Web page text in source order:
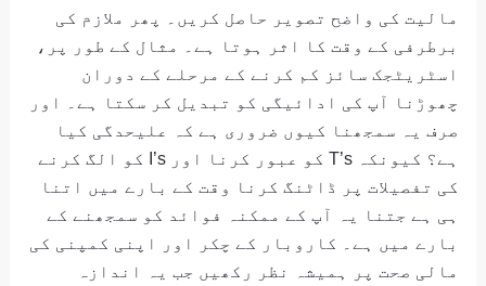
مالیت کی واضح تصویر حاصل کریں۔ پھر ملازم کی
برطرفی کے وقت کا اثر ہوتا ہے۔ مثال کے طور پر،
اسٹریٹجک سائز کم کرنے کے مرحلے کے دوران
چھوڑنا آپ کی ادائیگی کو تبدیل کر سکتا ہے۔ اور
صرف یہ سمجھنا کیوں ضروری ہے کہ علیحدگی کیا
ہے؟ کیونکہ T’s کو عبور کرنا اور I’s کو الگ کرنے
کی تفصیلات پر ڈاٹنگ کرنا وقت کے بارے میں اتنا
ہی ہے جتنا یہ آپ کے ممکنہ فوائد کو سمجھنے کے
بارے میں ہے۔ کاروبار کے چکر اور اپنی کمپنی کی
مالی صحت پر ہمیشہ نظر رکھیں جب یہ اندازہ